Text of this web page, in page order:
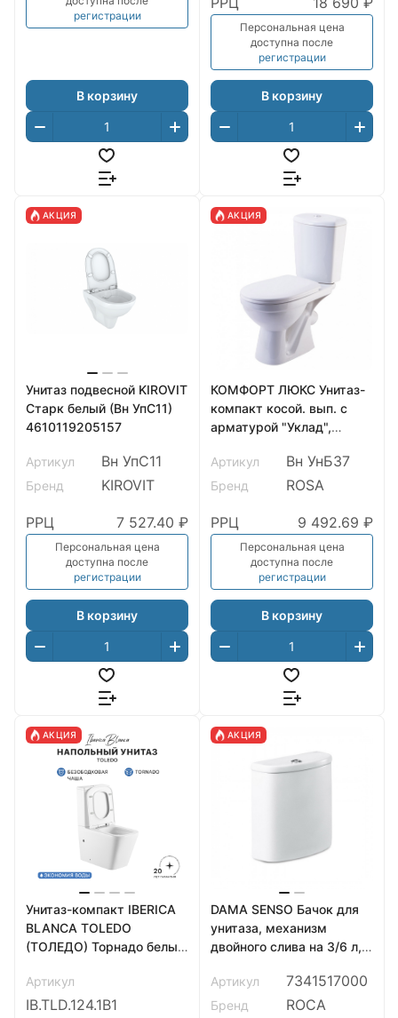
регистрации
В корзину
Персональная цена
доступна после
регистрации
В корзину
АКЦИЯ
Унитаз подвесной KIROVIT
Старк белый (Вн УпС11)
4610119205157
Артикул Вн УпС11
Бренд KIROVIT
РРЦ 7 527.40 ₽
Персональная цена
доступна после
регистрации
В корзину
АКЦИЯ
КОМФОРТ ЛЮКС Унитаз-
компакт косой. вып. с
арматурой "Уклад",
ROSA
Артикул Вн УнБ37
Бренд ROSA
РРЦ 9 492.69 ₽
Персональная цена
доступна после
регистрации
В корзину
АКЦИЯ
Унитаз-компакт IBERICA
BLANCA TOLEDO
(ТОЛЕДО) Торнадо белый
Артикул
IB.TLD.124.1B1
АКЦИЯ
DAMA SENSO Бачок для
унитаза, механизм
двойного слива на 3/6 л,
Артикул
7341517000
Бренд ROCA